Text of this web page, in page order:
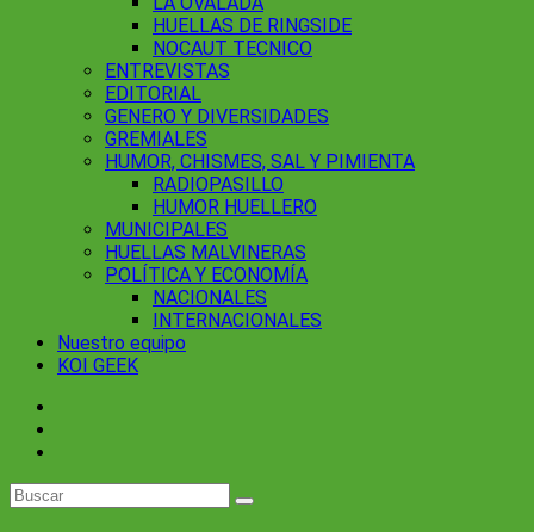
HUELLAS DE RINGSIDE
NOCAUT TECNICO
ENTREVISTAS
EDITORIAL
GENERO Y DIVERSIDADES
GREMIALES
HUMOR, CHISMES, SAL Y PIMIENTA
RADIOPASILLO
HUMOR HUELLERO
MUNICIPALES
HUELLAS MALVINERAS
POLÍTICA Y ECONOMÍA
NACIONALES
INTERNACIONALES
Nuestro equipo
KOI GEEK